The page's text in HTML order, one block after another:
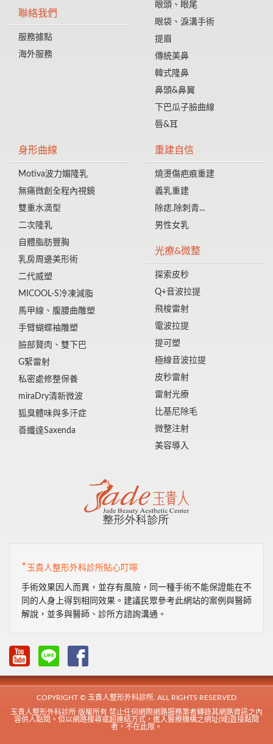
聯絡我們
服務據點
海外服務
眼頭、眼尾
眼袋、淚溝手術
提眉
傳統美鼻
韓式隆鼻
鼻頭&鼻翼
下巴瓜子臉曲線
唇&耳
身形曲線
Motiva波力媚隆乳
無痛微創全程內視鏡
雙重水滴型
二次隆乳
自體脂肪豐胸
乳房周邊美形術
二代威塑
MICOOL-S冷凍減脂
馬甲線、腹腰曲雕塑
手臂蝴蝶袖雕塑
臉部贅肉、雙下巴
G緊雷射
私密處修整保養
miraDry清新微波
狐臭體味與多汗症
善纖達Saxenda
重建自信
燒燙傷疤痕重建
義乳重建
除痣.除刺青...
男性女乳
光療&微整
探索皮秒
Q+音波拉提
飛梭雷射
電波拉提
提可塑
極線音波拉提
皮秒雷射
雷射光療
比基尼除毛
微整注射
美容導入
* 玉貴人整形外科診所貼心叮嚀
手術效果因人而異，並存有風險，同一種手術不能保證能在不
同的人身上得到相同效果。建議民眾參考此網站的案例與醫師
解說，並多與醫師、診所方諮詢溝通。
COPYRIGHT © 玉貴人整形外科診所. ALL RIGHTS RESERVED
玉貴人整形外科診所 版權所有 禁止任何網際網路服務業者轉錄其網路資訊之內
容供人點閱。但以網路搜尋或超連結方式，進入醫療機構之網址(域)直接點閱
者，不在此限。